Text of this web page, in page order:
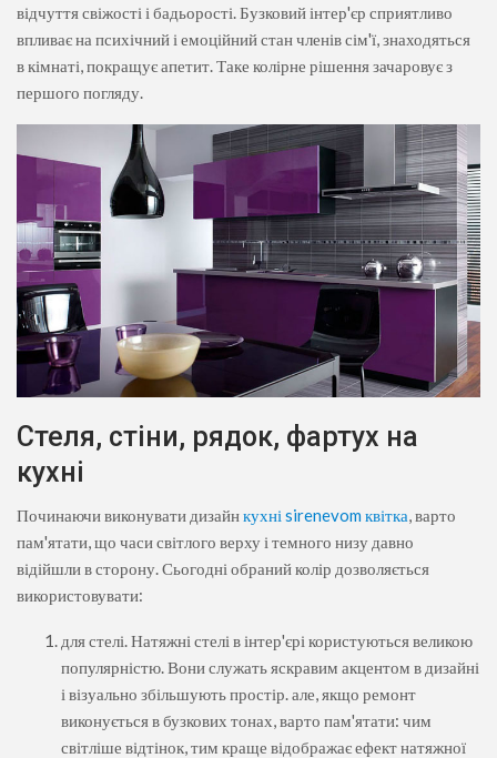
відчуття свіжості і бадьорості. Бузковий інтер'єр сприятливо
впливає на психічний і емоційний стан членів сім'ї, знаходяться
в кімнаті, покращує апетит. Таке колірне рішення зачаровує з
першого погляду.
Стеля, стіни, рядок, фартух на
кухні
Починаючи виконувати дизайнкухні sirenevom квітка , варто
пам'ятати, що часи світлого верху і темного низу давно
відійшли в сторону. Сьогодні обраний колір дозволяється
використовувати:
для стелі. Натяжні стелі в інтер'єрі користуються великою
популярністю. Вони служать яскравим акцентом в дизайні
і візуально збільшують простір. але, якщо ремонт
виконується в бузкових тонах, варто пам'ятати: чим
світліше відтінок, тим краще відображає ефект натяжної